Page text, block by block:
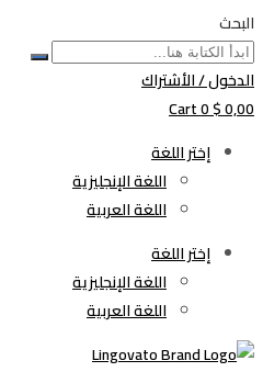
البحث
الدخول / الأشتراك
$0,00
0
Cart
إختر اللغة
اللغة الإنجليزية
اللغة العربية
إختر اللغة
اللغة الإنجليزية
اللغة العربية